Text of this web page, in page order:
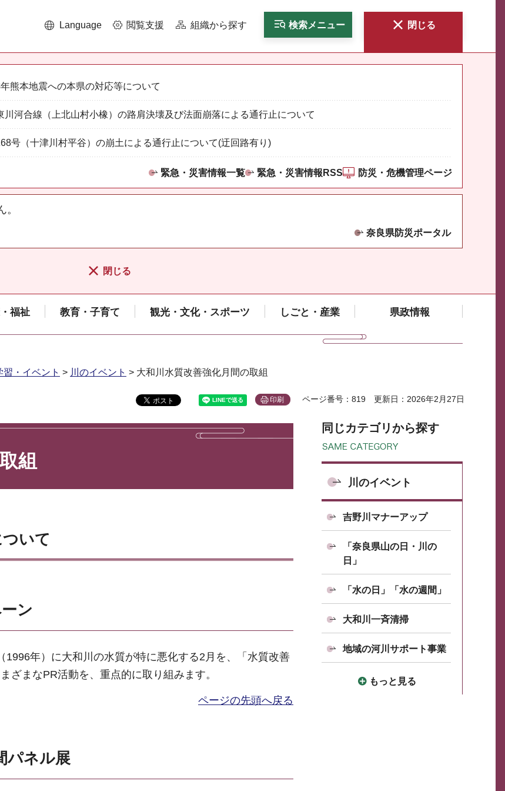
Language 閲覧支援 組織から探す 検索メニュー 閉じる
熊本地震への本県の対応等について
川河合線（上北山村小橡）の路肩決壊及び法面崩落による通行止について
号（十津川村平谷）の崩土による通行止について(迂回路有り)
緊急・災害情報一覧 緊急・災害情報RSS 防災・危機管理ページ
奈良県防災ポータル
閉じる
福祉 教育・子育て 観光・文化・スポーツ しごと・産業 県政情報
習・イベント > 川のイベント > 大和川水質改善強化月間の取組
印刷 ページ番号：819 更新日：2026年2月27日
組
いて
ン
年）に大和川の水質が特に悪化する2月を、「水質改善
ざまなPR活動を、重点的に取り組みます。
ページの先頭へ戻る
パネル展
同じカテゴリから探す
川のイベント
吉野川マナーアップ
「奈良県山の日・川の
日」
「水の日」「水の週間」
大和川一斉清掃
地域の河川サポート事業
もっと見る